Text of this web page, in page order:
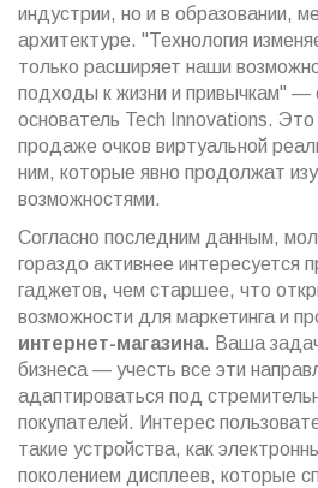
индустрии, но и в образовании,
архитектуре. "Технология
только расширяет наши
подходы к жизни и привычкам" —
основатель Tech Innovations.
продаже очков виртуальной
ним, которые явно продолжат
возможностями.
Согласно последним данным,
гораздо активнее интересуется
гаджетов, чем старшее, что
возможности для маркетинга и
интернет-магазина. Ваша
бизнеса — учесть все эти
адаптироваться под
покупателей. Интерес
такие устройства, как
поколением дисплеев, которые